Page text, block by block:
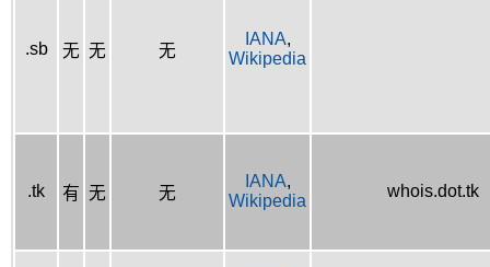
.sb 无 无 无
IANA,
Wikipedia
.tk 有 无 无
IANA,
Wikipedia
whois.dot.tk